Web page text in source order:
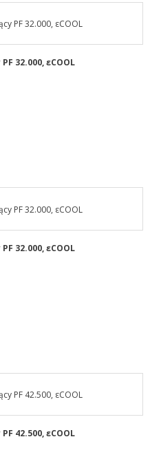
32.000, εCOOL
32.000, εCOOL
42.500, εCOOL